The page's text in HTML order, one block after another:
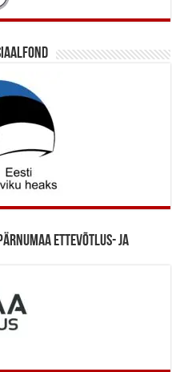
Ettevõtlus- ja